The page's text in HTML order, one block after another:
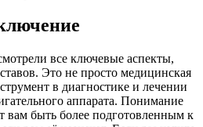
все ключевые аспекты,
Это не просто медицинская
в диагностике и лечении
аппарата. Понимание
вам быть более подготовленным к